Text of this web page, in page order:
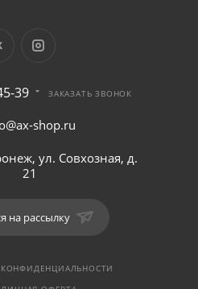
39 ЗАКАЗАТЬ ЗВОНОК
shop.ru
ул. Совхозная, д.
21
на рассылку